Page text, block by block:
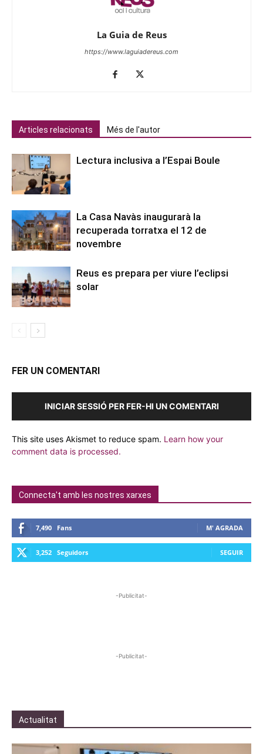
La Guia de Reus
https://www.laguiadereus.com
Articles relacionats Més de l'autor
Lectura inclusiva a l’Espai Boule
La Casa Navàs inaugurarà la
recuperada torratxa el 12 de
novembre
Reus es prepara per viure l’eclipsi
solar
FER UN COMENTARI
INICIAR SESSIÓ PER FER-HI UN COMENTARI
This site uses Akismet to reduce spam. Learn how your
comment data is processed.
Connecta't amb les nostres xarxes
7,490 Fans M' AGRADA
3,252 Seguidors SEGUIR
-Publicitat-
-Publicitat-
Actualitat